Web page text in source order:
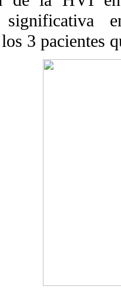
significativa
3 pacientes